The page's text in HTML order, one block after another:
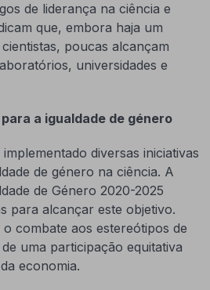
de liderança na ciência e
que, embora haja um
poucas alcançam
universidades e
a igualdade de género
diversas iniciativas
de género na ciência. A
de Género 2020-2025
para alcançar este objetivo.
combate aos estereótipos de
uma participação equitativa
economia.